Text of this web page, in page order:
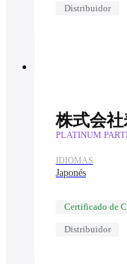
Distribuidor
株式会
PLATINUM
IDIOMAS
Japonés
Certificado de
Distribuidor